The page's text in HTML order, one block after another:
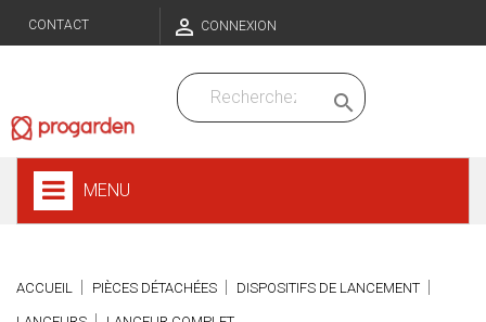
CONTACT  CONNEXION

MENU
ACCUEIL PIÈCES DÉTACHÉES DISPOSITIFS DE LANCEMENT